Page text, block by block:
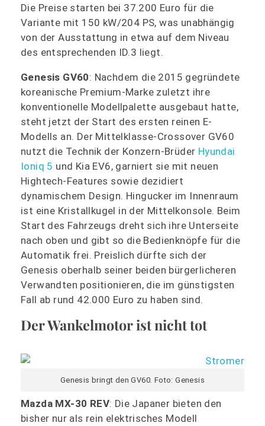
Die Preise starten bei 37.200 Euro für die
Variante mit 150 kW/204 PS, was unabhängig
von der Ausstattung in etwa auf dem Niveau
des entsprechenden ID.3 liegt.
Genesis GV60: Nachdem die 2015 gegründete
koreanische Premium-Marke zuletzt ihre
konventionelle Modellpalette ausgebaut hatte,
steht jetzt der Start des ersten reinen E-
Modells an. Der Mittelklasse-Crossover GV60
nutzt die Technik der Konzern-Brüder Hyundai
Ioniq 5 und Kia EV6, garniert sie mit neuen
Hightech-Features sowie dezidiert
dynamischem Design. Hingucker im Innenraum
ist eine Kristallkugel in der Mittelkonsole. Beim
Start des Fahrzeugs dreht sich ihre Unterseite
nach oben und gibt so die Bedienknöpfe für die
Automatik frei. Preislich dürfte sich der
Genesis oberhalb seiner beiden bürgerlicheren
Verwandten positionieren, die im günstigsten
Fall ab rund 42.000 Euro zu haben sind.
Der Wankelmotor ist nicht tot
Genesis bringt den GV60. Foto: Genesis
Mazda MX-30 REV: Die Japaner bieten den
bisher nur als rein elektrisches Modell